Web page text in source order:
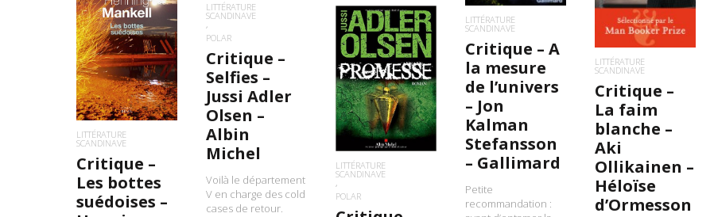
LITTÉRATURE
SCANDINAVE
POLAR
Critique –
Selfies –
Jussi Adler
Olsen –
Albin
Michel
Voilà le département
V en charge des cold
cases de retour.
LITTÉRATURE
SCANDINAVE
Critique – A
la mesure
de l’univers
– Jon
Kalman
Stefansson
– Gallimard
Petite
recommandation :
LITTÉRATURE
SCANDINAVE
Critique –
La faim
blanche –
Aki
Ollikainen –
Héloïse
d’Ormesson
LIRE LA SUITE
LITTÉRATURE
SCANDINAVE
Critique –
Les bottes
suédoises –
LIRE LA SUITE
LITTÉRATURE
SCANDINAVE
POLAR